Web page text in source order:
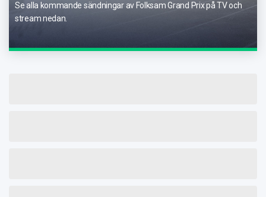
Se alla kommande sändningar av Folksam Grand Prix på TV och
stream nedan.